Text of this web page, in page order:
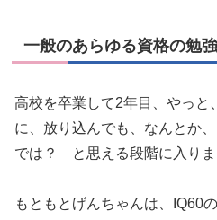
一般のあらゆる資格の勉強
高校を卒業して2年目、やっと
に、放り込んでも、なんとか
では？ と思える段階に入りま
もともとげんちゃんは、IQ60